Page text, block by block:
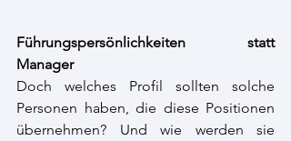
Führungspersönlichkeiten statt
Manager
Doch welches Profil sollten solche
Personen haben, die diese Positionen
übernehmen? Und wie werden sie